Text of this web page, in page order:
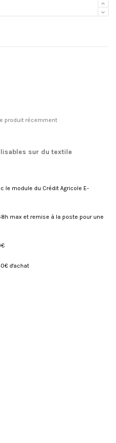
produit récemment
sur du textile
le module du Crédit Agricole E-
max et remise à la poste pour une
d'achat